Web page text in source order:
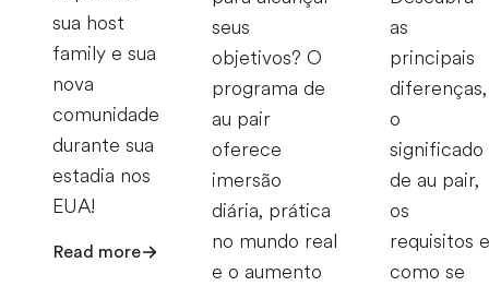
sua host
family e sua
nova
comunidade
durante sua
estadia nos
EUA!
Read more
seus
objetivos? O
programa de
au pair
oferece
imersão
diária, prática
no mundo real
e o aumento
as
principais
diferenças,
o
significado
de au pair,
os
requisitos e
como se